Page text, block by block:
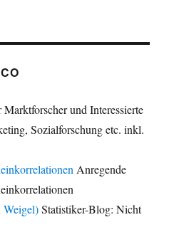
und Interessierte
Sozialforschung etc. inkl.
Anregende
Weigel)Statistiker-Blog: Nicht